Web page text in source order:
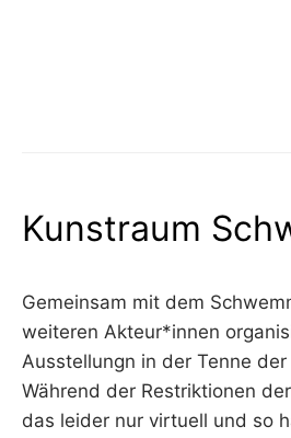
Kunstraum
Gemeinsam mit dem
weiteren Akteur*innen
Ausstellungn in der Tenne
Während der Restriktionen
das leider nur virtuell und so